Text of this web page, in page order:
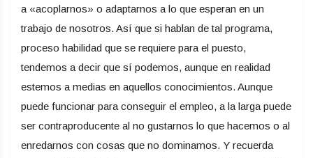
a «acoplarnos» o adaptarnos a lo que esperan en un
trabajo de nosotros. Así que si hablan de tal programa,
proceso habilidad que se requiere para el puesto,
tendemos a decir que sí podemos, aunque en realidad
estemos a medias en aquellos conocimientos. Aunque
puede funcionar para conseguir el empleo, a la larga puede
ser contraproducente al no gustarnos lo que hacemos o al
enredarnos con cosas que no dominamos. Y recuerda